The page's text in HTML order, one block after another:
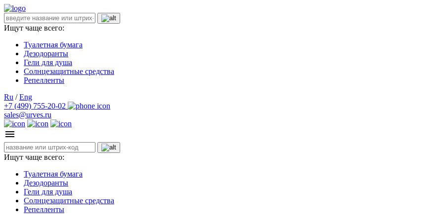
Ищут чаще всего:
Туалетная бумага
Дезодоранты
Гели для душа
Солнцезащитные средства
Репелленты
Ru / Eng
+7 (499) 755-20-02
sales@urves.ru
Ищут чаще всего:
Туалетная бумага
Дезодоранты
Гели для душа
Солнцезащитные средства
Репелленты